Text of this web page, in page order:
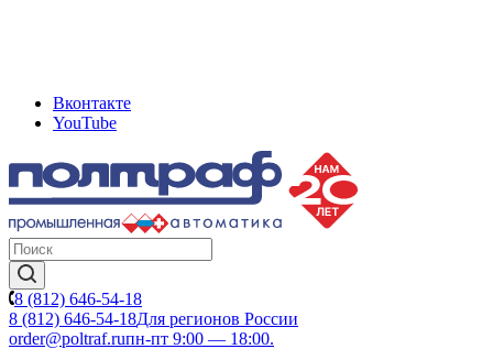
Вконтакте
YouTube
8 (812) 646-54-18
8 (812) 646-54-18Для регионов России
order@poltraf.ruпн-пт 9:00 — 18:00.